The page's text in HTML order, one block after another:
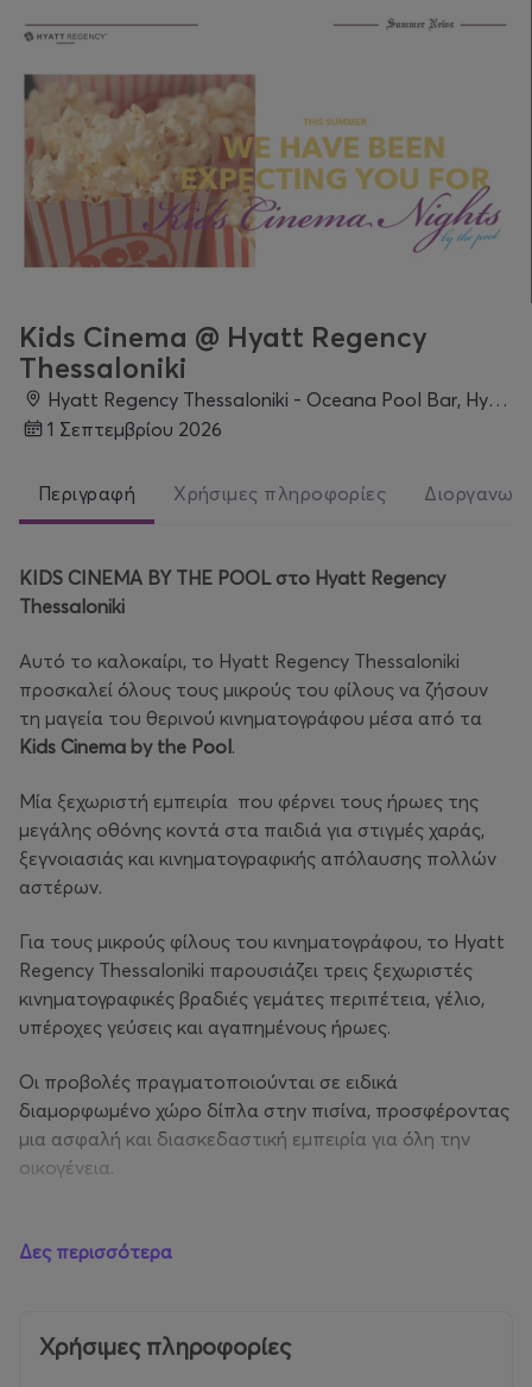
Kids Cinema @ Hyatt Regency
Thessaloniki
Hyatt Regency Thessaloniki - Oceana Pool Bar, Hyatt Regency Thessaloniki 13ο χλμ Θεσσαλονίκης-Περαίας, 57001, Θεσσαλονίκη, Περαία
1 Σεπτεμβρίου 2026
Περιγραφή Χρήσιμες πληροφορίες
KIDS CINEMA BY THE POOL στο Hyatt Regency
Thessaloniki
Αυτό το καλοκαίρι, το Hyatt Regency Thessaloniki
προσκαλεί όλους τους μικρούς του φίλους να ζήσουν
τη μαγεία του θερινού κινηματογράφου μέσα από τα
Kids Cinema by the Pool.
Μία ξεχωριστή εμπειρία που φέρνει τους ήρωες της
μεγάλης οθόνης κοντά στα παιδιά για στιγμές χαράς,
ξεγνοιασιάς και κινηματογραφικής απόλαυσης πολλών
αστέρων.
Για τους μικρούς φίλους του κινηματογράφου, το Hyatt
Regency Thessaloniki παρουσιάζει τρεις ξεχωριστές
κινηματογραφικές βραδιές γεμάτες περιπέτεια, γέλιο,
υπέροχες γεύσεις και αγαπημένους ήρωες.
Οι προβολές πραγματοποιούνται σε ειδικά
διαμορφωμένο χώρο δίπλα στην πισίνα, προσφέροντας
μια ασφαλή και διασκεδαστική εμπειρία για όλη την
οικογένεια.
Πυξίδα
Δες περισσότερα
Χρήσιμες πληροφορίες